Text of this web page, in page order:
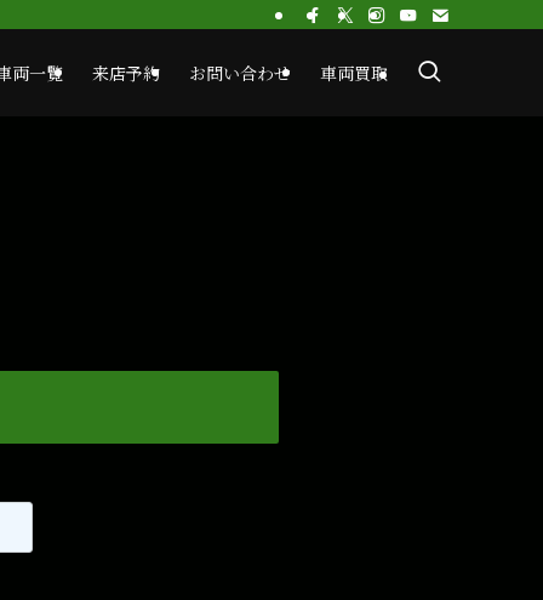
両一覧 来店予約 お問い合わせ 車両買取